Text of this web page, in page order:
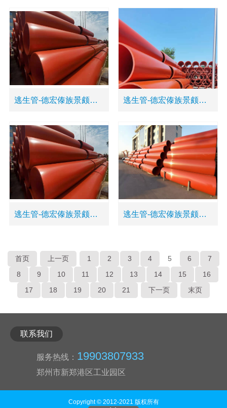
逃生管-德宏傣族景颇族自治州盈江县隧道逃生管道厂家 逃生管-德宏傣族景颇族自治州梁河县高强度隧道逃生管
逃生管-德宏傣族景颇族自治州梁河县高强度逃生管道 逃生管-德宏傣族景颇族自治州瑞丽市救援管道
首页 上一页 1 2 3 4 5 6
7
8
9 10 11 12 13 14 15
16
17
18 19 20 21 下一页 末页
联系我们
服务热线： 19903807933
郑州市新郑港区工业园区
Copyright © 2012-2021 版权所有